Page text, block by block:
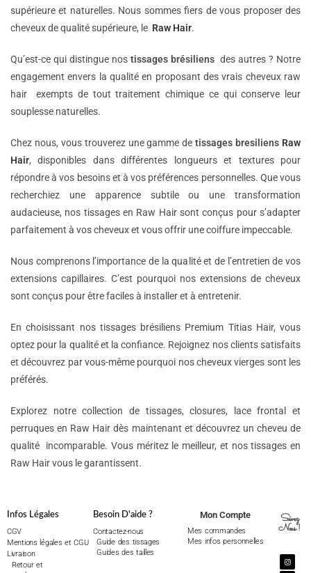
supérieure et naturelles. Nous sommes fiers de vous proposer des
cheveux de qualité supérieure, le Raw Hair.
Qu’est-ce qui distingue nos tissages brésiliens des autres ? Notre
engagement envers la qualité en proposant des vrais cheveux raw
hair exempts de tout traitement chimique ce qui conserve leur
souplesse naturelles.
Chez nous, vous trouverez une gamme detissages bresiliens Raw
Hair, disponibles dans différentes longueurs et textures pour
répondre à vos besoins et à vos préférences personnelles. Que vous
recherchiez une apparence subtile ou une transformation
audacieuse, nos tissages en Raw Hair sont conçus pour s’adapter
parfaitement à vos cheveux et vous offrir une coiffure impeccable.
Nous comprenons l’importance de la qualité et de l’entretien de vos
extensions capillaires. C’est pourquoi nos extensions de cheveux
sont conçus pour être faciles à installer et à entretenir.
En choisissant nos tissages brésiliens Premium Titias Hair, vous
optez pour la qualité et la confiance. Rejoignez nos clients satisfaits
et découvrez par vous-même pourquoi nos cheveux vierges sont les
préférés.
Explorez notre collection de tissages, closures, lace frontal et
perruques en Raw Hair dès maintenant et découvrez un cheveu de
qualité incomparable. Vous méritez le meilleur, et nos tissages en
Raw Hair vous le garantissent.
Infos Légales
CGV
Mentions légales et CGU
Livraison
Retour et
Besoin D'aide ?
Contactez-nous
Guide des tissages
Guides des tailles
Mon Compte
Mes commandes
Mes infos personnelles
Suivez
Nous !